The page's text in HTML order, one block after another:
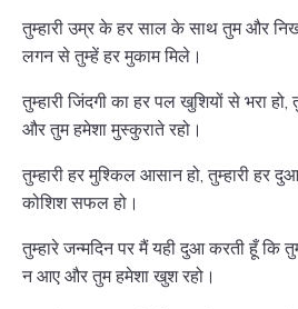
तुम्हारी उम्र के हर साल के साथ तुम और
लगन से तुम्हें हर मुकाम मिले।
तुम्हारी जिंदगी का हर पल खुशियों से भरा
और तुम हमेशा मुस्कुराते रहो।
तुम्हारी हर मुश्किल आसान हो, तुम्हारी हर
कोशिश सफल हो।
तुम्हारे जन्मदिन पर मैं यही दुआ करती हूँ कि
न आए और तुम हमेशा खुश रहो।